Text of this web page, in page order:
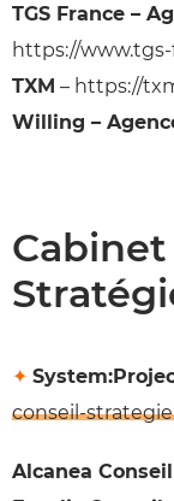
TGS France –
https://
TXM – https://
Willing –
✦
conseil-
Alcanea Conseil